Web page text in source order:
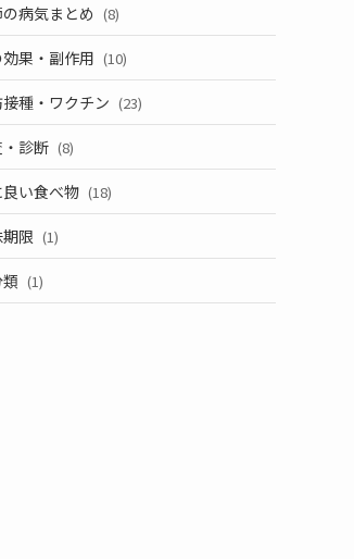
病気まとめ (8)
果・副作用 (10)
種・ワクチン (23)
診断 (8)
い食べ物 (18)
限 (1)
(1)